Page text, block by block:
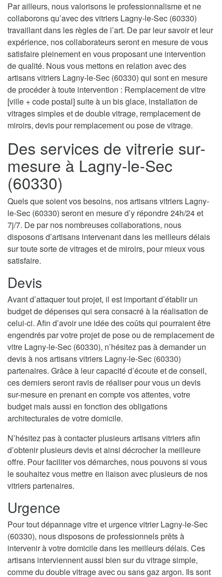
Par ailleurs, nous valorisons le professionnalisme et ne
collaborons qu’avec des vitriers Lagny-le-Sec (60330)
travaillant dans les règles de l’art. De par leur savoir et leur
expérience, nos collaborateurs seront en mesure de vous
satisfaire pleinement en vous proposant une intervention
de qualité. Nous vous mettons en relation avec des
artisans vitriers Lagny-le-Sec (60330) qui sont en mesure
de procéder à toute intervention : Remplacement de vitre
[ville + code postal] suite à un bis glace, installation de
vitrages simples et de double vitrage, remplacement de
miroirs, devis pour remplacement ou pose de vitrage.
Des services de vitrerie sur-
mesure à Lagny-le-Sec
(60330)
Quels que soient vos besoins, nos artisans vitriers Lagny-
le-Sec (60330) seront en mesure d’y répondre 24h/24 et
7j/7. De par nos nombreuses collaborations, nous
disposons d’artisans intervenant dans les meilleurs délais
sur toute sorte de vitrages et de miroirs, pour mieux vous
satisfaire.
Devis
Avant d’attaquer tout projet, il est important d’établir un
budget de dépenses qui sera consacré à la réalisation de
celui-ci. Afin d’avoir une idée des coûts qui pourraient être
engendrés par votre projet de pose ou de remplacement de
vitre Lagny-le-Sec (60330), n’hésitez pas à demander un
devis à nos artisans vitriers Lagny-le-Sec (60330)
partenaires. Grâce à leur capacité d’écoute et de conseil,
ces derniers seront ravis de réaliser pour vous un devis
sur-mesure en prenant en compte vos attentes, votre
budget mais aussi en fonction des obligations
architecturales de votre domicile.
N’hésitez pas à contacter plusieurs artisans vitriers afin
d’obtenir plusieurs devis et ainsi décrocher la meilleure
offre. Pour faciliter vos démarches, nous pouvons si vous
le souhaitez vous mettre en liaison avec plusieurs de nos
vitriers partenaires.
Urgence
Pour tout dépannage vitre et urgence vitrier Lagny-le-Sec
(60330), nous disposons de professionnels prêts à
intervenir à votre domicile dans les meilleurs délais. Ces
artisans interviennent aussi bien sur du vitrage simple,
comme du double vitrage avec ou sans gaz argon. Ils sont